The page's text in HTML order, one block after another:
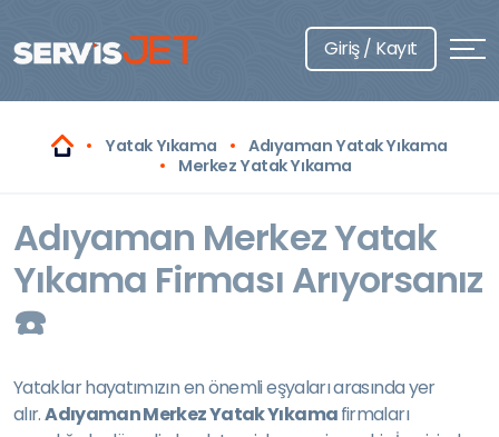
Giriş / Kayıt
Yatak Yıkama
Adıyaman Yatak Yıkama
Merkez Yatak Yıkama
Adıyaman Merkez Yatak
Yıkama Firması Arıyorsanız
☎️
Yataklar hayatımızın en önemli eşyaları arasında yer
alır.Adıyaman Merkez Yatak Yıkamafirmaları